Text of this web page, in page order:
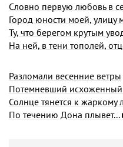
Словно первую любовь в
Город юности моей, улицу
Ту, что берегом крутым
На ней, в тени тополей,
Разломали весенние ветры
Потемневший исхоженный
Солнце тянется к жаркому
По течению Дона